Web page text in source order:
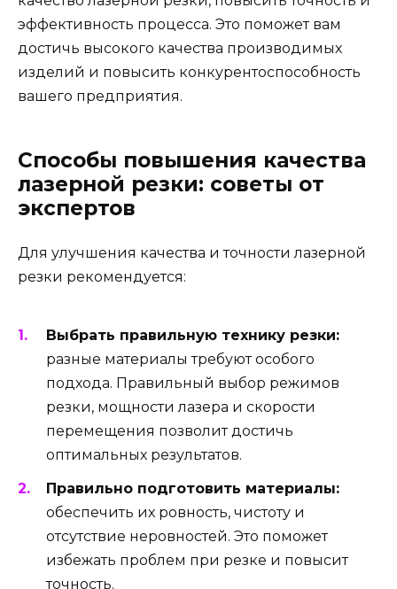
эффективность процесса. Это поможет вам
достичь высокого качества производимых
изделий и повысить конкурентоспособность
вашего предприятия.
Способы повышения качества
лазерной резки: советы от
экспертов
Для улучшения качества и точности лазерной
резки рекомендуется:
Выбрать правильную технику резки:
разные материалы требуют особого
подхода. Правильный выбор режимов
резки, мощности лазера и скорости
перемещения позволит достичь
оптимальных результатов.
Правильно подготовить материалы:
обеспечить их ровность, чистоту и
отсутствие неровностей. Это поможет
избежать проблем при резке и повысит
точность.